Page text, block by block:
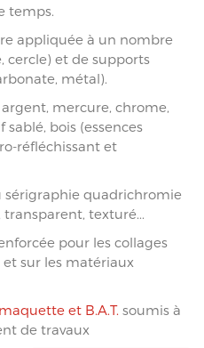
temps.
appliquée à un nombre
cercle) et de supports
métal).
mercure, chrome,
sablé, bois (essences
réfléchissant et
sérigraphie quadrichromie
texturé...
pour les collages
sur les matériaux
et B.A.T. soumis à
de travaux